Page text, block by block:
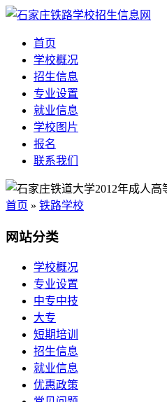
首页
学校概况
招生信息
专业设置
就业信息
学校图片
报名
联系我们
首页 » 铁路学校
网站分类
学校概况
专业设置
中专中技
大专
短期培训
招生信息
就业信息
优惠政策